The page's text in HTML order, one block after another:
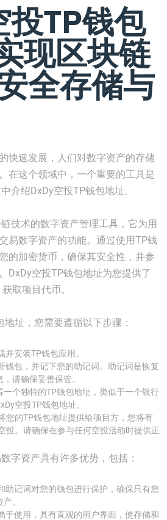
投TP钱包
现区块链
全存储与
快速发展，人们对数字资产的存储
在这个领域中，一个重要的工具是
介绍DxDy空投TP钱包地址。
技术的数字资产管理工具，它为用
易数字资产的功能。通过使用TP钱
的加密货币，确保其安全性，并参
DxDy空投TP钱包地址为您提供了
取项目代币。
址，您需要遵循以下步骤：
安装TP钱包应用。
钱包，并记下您的助记词。助记词是恢复
请确保妥善保管。
个独特的TP钱包地址，类似于一个银行
空投TP钱包地址。
您的TP钱包地址提供给项目方，您将有
投。请确保在参与任何空投活动时提供正
字资产具有许多优势，包括：
助记词对您的钱包进行保护，确保只有您
。
于使用，具有直观的用户界面，使存储和